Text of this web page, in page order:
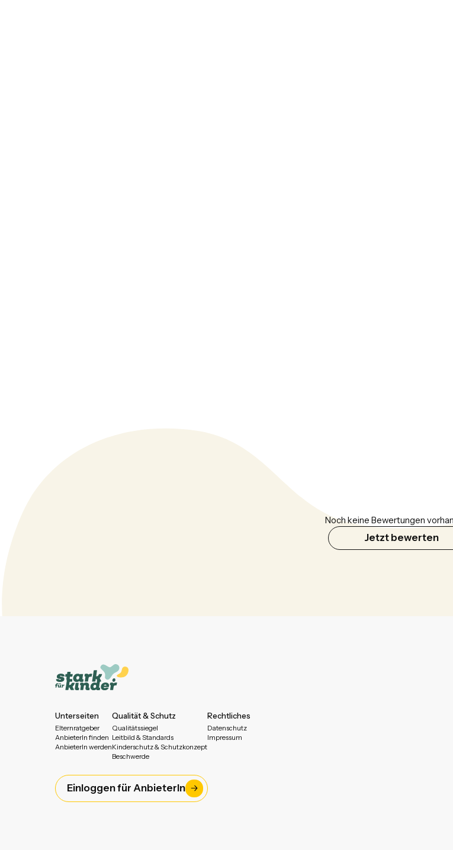
Noch keine Bewertungen
Jetzt bewerten
Unterseiten
Elternratgeber
AnbieterIn finden
AnbieterIn werden
Qualität & Schutz
Qualitätssiegel
Leitbild & Standards
Kinderschutz & Schutzkonzept
Beschwerde
Rechtliches
Datenschutz
Impressum
Einloggen für AnbieterIn